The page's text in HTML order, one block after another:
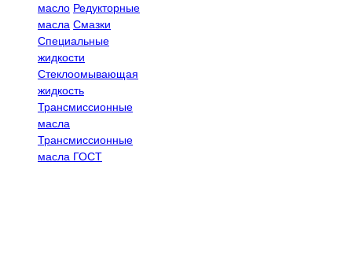
масло Редукторные
масла Смазки
Специальные
жидкости
Стеклоомывающая
жидкость
Трансмиссионные
масла
Трансмиссионные
масла ГОСТ